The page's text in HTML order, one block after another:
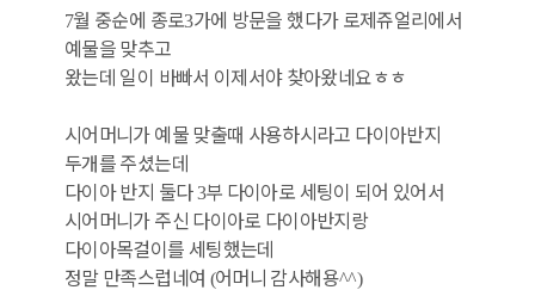
7월 중순에 종로3가에 방문을 했다가 로제쥬얼리에서
예물을 맞추고
왔는데 일이 바빠서 이제서야 찾아왔네요ㅎㅎ
시어머니가 예물 맞출때 사용하시라고 다이아반지
두개를 주셨는데
다이아 반지 둘다3부 다이아로 세팅이 되어 있어서
시어머니가 주신 다이아로 다이아반지랑
다이아목걸이를 세팅했는데
정말 만족스럽네여 (어머니 감사해용^^)